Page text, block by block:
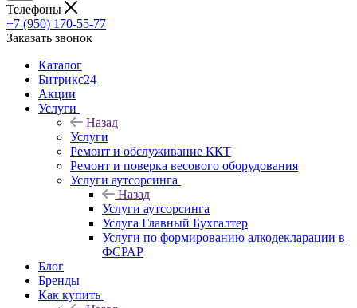
Телефоны
+7 (950) 170-55-77
Заказать звонок
Каталог
Битрикс24
Акции
Услуги
Назад
Услуги
Ремонт и обслуживание ККТ
Ремонт и поверка весового оборудования
Услуги аутсорсинга
Назад
Услуги аутсорсинга
Услуга Главный Бухгалтер
Услуги по формированию алкодекларации в
ФСРАР
Блог
Бренды
Как купить